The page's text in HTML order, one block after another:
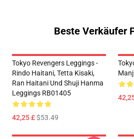
Beste Verkäufer
Tokyo Revengers Leggings -
Rindo Haitani, Tetta Kisaki,
Ran Haitani Und Shuji Hanma
Leggings RB01405
42,25 £$53.49